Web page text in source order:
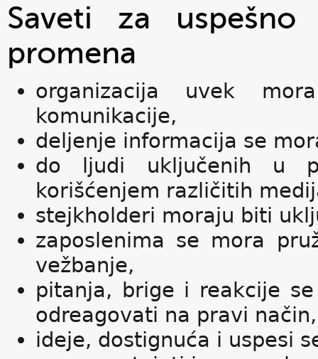
Saveti za
promena
organizacija uvek
komunikacije,
deljenje informacija se
do ljudi uključenih u
korišćenjem različitih
stejkholderi moraju biti
zaposlenima se mora
vežbanje,
pitanja, brige i reakcije
odreagovati na pravi način,
ideje, dostignuća i uspesi